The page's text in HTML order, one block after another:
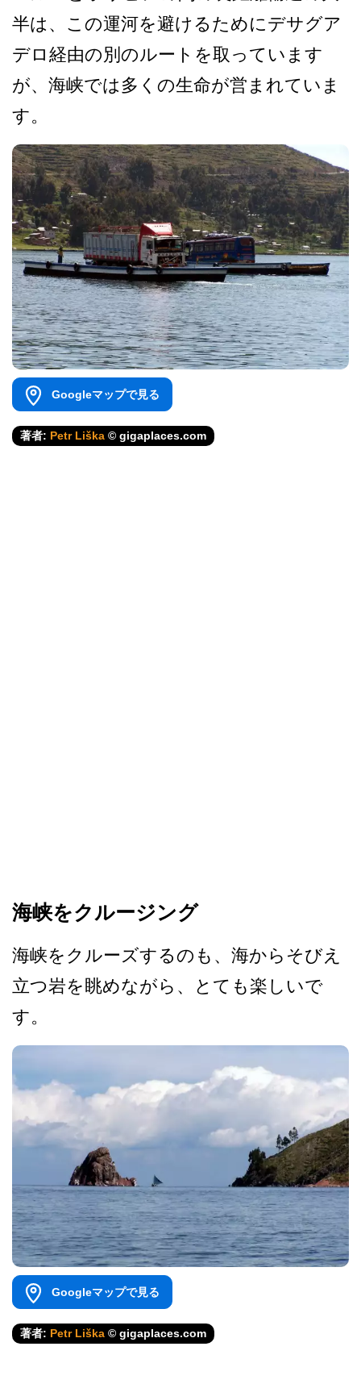
半は、この運河を避けるためにデサグア
デ­ロ経由の別のルートを取っています
が、海峡では多く­の生命が営まれていま
す。
Googleマップで見る
著者: Petr Liška © gigaplaces.com
海峡をクルージング
海峡をクルーズするのも、海­からそびえ
立つ岩を眺めながら、とても楽しいで
す。
Googleマップで見る
著者: Petr Liška © gigaplaces.com